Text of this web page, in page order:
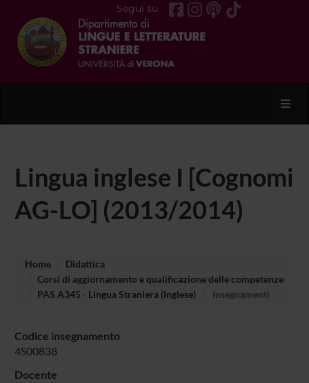
Segui su
Lingua inglese I [Cognomi
AG-LO] (2013/2014)
Home
Didattica
Corsi di aggiornamento e qualificazione delle competenze
PAS A345 - Lingua Straniera (Inglese)
Insegnamenti
Codice insegnamento
4S00838
Docente